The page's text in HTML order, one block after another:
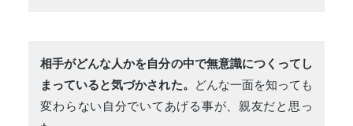
相手がどんな人かを自分の中で無意識につくってし
まっていると気づかされた。
どんな一面を知っても
変わらない自分でいてあげる事が、親友だと思っ